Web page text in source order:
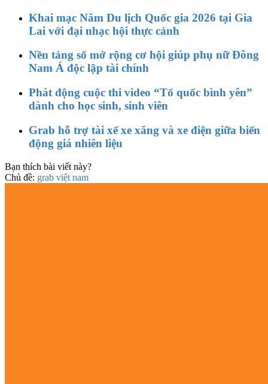
Khai mạc Năm Du lịch Quốc gia 2026 tại Gia
Lai với đại nhạc hội thực cảnh
Nền tảng số mở rộng cơ hội giúp phụ nữ Đông
Nam Á độc lập tài chính
Phát động cuộc thi video “Tổ quốc bình yên”
dành cho học sinh, sinh viên
Grab hỗ trợ tài xế xe xăng và xe điện giữa biến
động giá nhiên liệu
Bạn thích bài viết này?
Chủ đề: grab việt nam